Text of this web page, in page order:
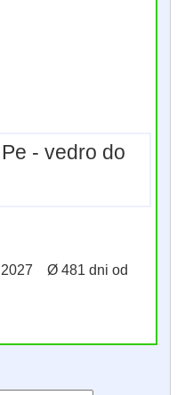
Ø 481 dni od